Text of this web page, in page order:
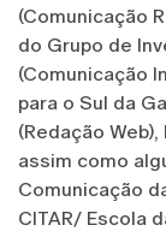
(Comunicação
do Grupo de
(Comunicação
para o Sul da
(Redação
assim como
Comunicação
CITAR/ Escola